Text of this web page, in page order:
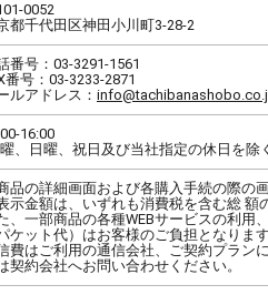
0052
都千代田区神田小川町3-28-2
番号：03-3291-1561
番号：03-3233-2871
ルアドレス：
16:00
、日曜、祝日及び当社指定の休日を除
品の詳細画面および各購入手続の際の
表示金額は、いずれも消費税を含む総 額
、一部商品の各種WEBサービスの利
パケット代）はお客様のご負担となります
費はご利用の通信会社、ご契約プラン
契約会社へお問い合わせください。